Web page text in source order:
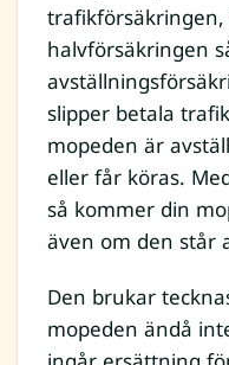
halvförsäkringen
slipper betala
mopeden är
eller får köras.
så kommer din
även om den står
Den brukar
mopeden ändå